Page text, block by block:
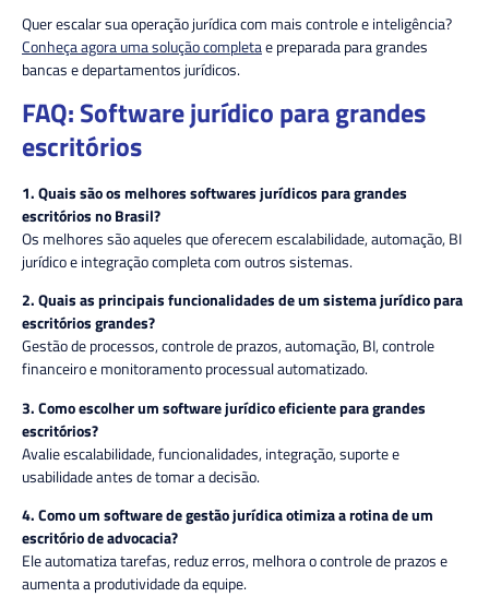
Quer escalar sua operação jurídica com mais controle e inteligência?
Conheça agora uma solução completae preparada para grandes
bancas e departamentos jurídicos.
FAQ: Software jurídico para grandes
escritórios
1. Quais são os melhores softwares jurídicos para grandes
escritórios no Brasil?
Os melhores são aqueles que oferecem escalabilidade, automação, BI
jurídico e integração completa com outros sistemas.
2. Quais as principais funcionalidades de um sistema jurídico para
escritórios grandes?
Gestão de processos, controle de prazos, automação, BI, controle
financeiro e monitoramento processual automatizado.
3. Como escolher um software jurídico eficiente para grandes
escritórios?
Avalie escalabilidade, funcionalidades, integração, suporte e
usabilidade antes de tomar a decisão.
4. Como um software de gestão jurídica otimiza a rotina de um
escritório de advocacia?
Ele automatiza tarefas, reduz erros, melhora o controle de prazos e
aumenta a produtividade da equipe.